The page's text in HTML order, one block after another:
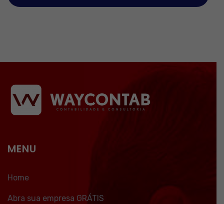
MENU
Home
Abra sua empresa GRÁTIS